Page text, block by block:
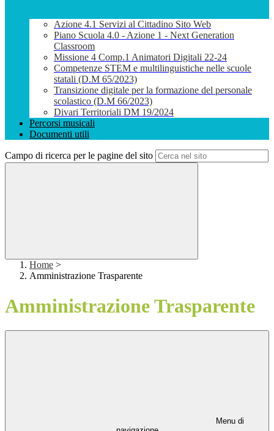
Azione 4.1 Servizi al Cittadino Sito Web
Piano Scuola 4.0 - Azione 1 - Next Generation
Classroom
Missione 4 Comp.1 Animatori Digitali 22-24
Competenze STEM e multilinguistiche nelle scuole
statali (D.M 65/2023)
Transizione digitale per la formazione del personale
scolastico (D.M 66/2023)
Divari Territoriali DM 19/2024
Percorsi musicali
Documenti utili
Campo di ricerca per le pagine del sito
Home >
Amministrazione Trasparente
Amministrazione Trasparente
Menu di